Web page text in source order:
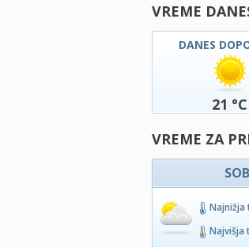
VREME
DANES
21 °C
VREME ZA
Najnižja
Najvišja